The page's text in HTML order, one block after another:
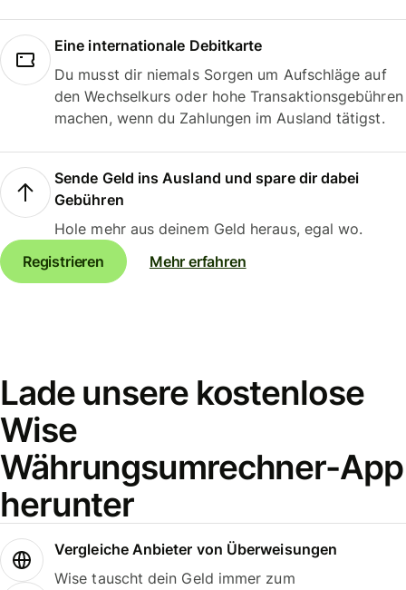
Eine internationale Debitkarte
Du musst dir niemals Sorgen um Aufschläge auf
den Wechselkurs oder hohe Transaktionsgebühren
machen, wenn du Zahlungen im Ausland tätigst.
Sende Geld ins Ausland und spare dir dabei
Gebühren
Hole mehr aus deinem Geld heraus, egal wo.
Registrieren
Mehr erfahren
Lade unsere kostenlose
Wise
Währungsumrechner-App
herunter
Vergleiche Anbieter von Überweisungen
Wise tauscht dein Geld immer zum